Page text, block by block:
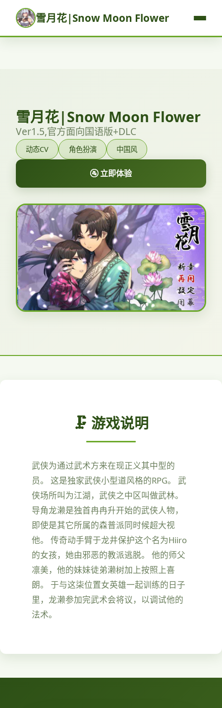
雪月花|Snow Moon Flower
雪月花|Snow Moon Flower
Ver1.5,官方面向国语版+DLC
动态CV 角色扮演 中国风
🚰 立即体验
🗜️ 游戏说明
武侠为通过武术方来在现正义其中型的
员。 这是独家武侠小型道风格的RPG。 武
侠场所叫为江湖，武侠之中区叫做武林。
导角龙濑是独首冉冉升开始的武侠人物，
即使是其它所属的森普派同时候超大视
他。 传奇动手臂于龙井保护这个名为Hiiro
的女孩，她由邪恶的教派逃脱。 他的师父
凛美，他的妹妹徒弟濑树加上按照上喜
朗。 于与这柒位置女英雄一起训练的日子
里，龙濑参加完武术会将议，以调试他的
法术。